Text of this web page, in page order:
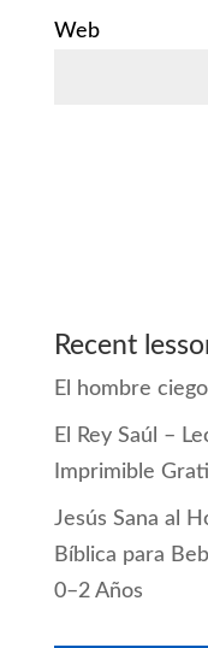
Web
Recent
El hombre ciego
El Rey Saúl –
Imprimible
Jesús Sana al
Bíblica para
0–2 Años